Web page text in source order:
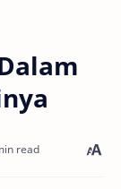
read